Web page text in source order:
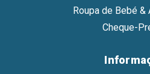
Roupa de Bebé
Cheque-